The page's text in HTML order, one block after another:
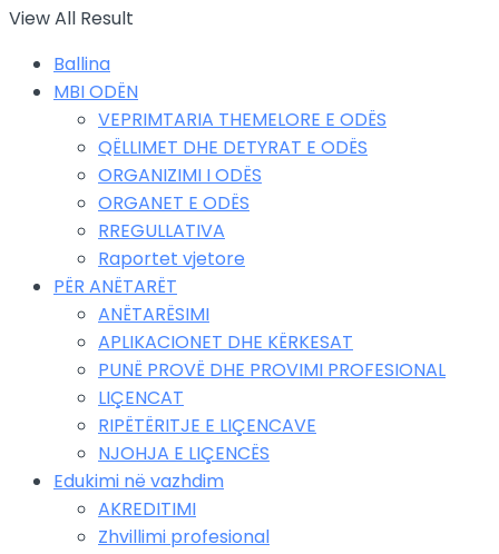
View All Result
Ballina
MBI ODËN
VEPRIMTARIA THEMELORE E ODËS
QËLLIMET DHE DETYRAT E ODËS
ORGANIZIMI I ODËS
ORGANET E ODËS
RREGULLATIVA
Raportet vjetore
PËR ANËTARËT
ANËTARËSIMI
APLIKACIONET DHE KËRKESAT
PUNË PROVË DHE PROVIMI PROFESIONAL
LIÇENCAT
RIPËTËRITJE E LIÇENCAVE
NJOHJA E LIÇENCËS
Edukimi në vazhdim
AKREDITIMI
Zhvillimi profesional